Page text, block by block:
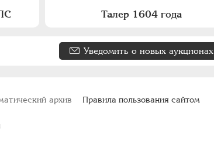
Талер 1604 года
Уведомить о новых аукционах
архив
Правила пользования сайтом